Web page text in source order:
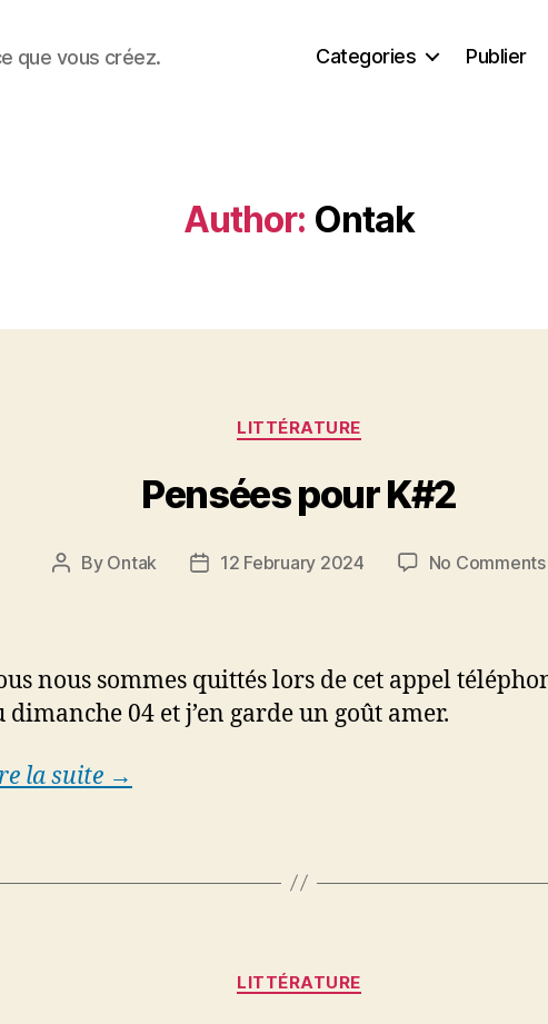
que vous créez. Categories Publier
Author: Ontak
Categories
LITTÉRATURE
Pensées pour K#2
Post
By Ontak
Post12 February 2024 No Comments
nous sommes quittés lors de cet appel
dimanche 04 et j’en garde un goût amer.
la suite →
Categories
LITTÉRATURE